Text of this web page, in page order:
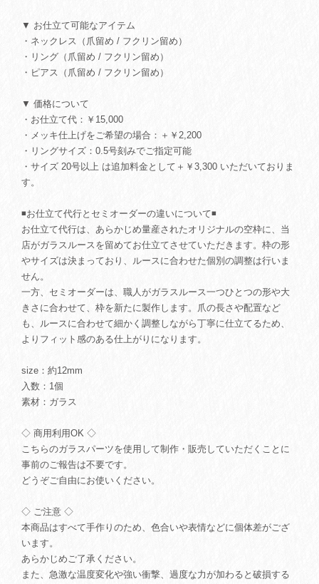
▼ お仕立て可能なアイテム
・ネックレス（爪留め / フクリン留め）
・リング（爪留め / フクリン留め）
・ピアス（爪留め / フクリン留め）
▼ 価格について
・お仕立て代：￥15,000
・メッキ仕上げをご希望の場合：＋￥2,200
・リングサイズ：0.5号刻みでご指定可能
・サイズ 20号以上 は追加料金として＋￥3,300 いただいておりま
す。
◾️お仕立て代行とセミオーダーの違いについて◾️
お仕立て代行は、あらかじめ量産されたオリジナルの空枠に、当
店がガラスルースを留めてお仕立てさせていただきます。枠の形
やサイズは決まっており、ルースに合わせた個別の調整は行いま
せん。
一方、セミオーダーは、職人がガラスルース一つひとつの形や大
きさに合わせて、枠を新たに製作します。爪の長さや配置など
も、ルースに合わせて細かく調整しながら丁寧に仕立てるため、
よりフィット感のある仕上がりになります。
size：約12mm
入数：1個
素材：ガラス
◇ 商用利用OK ◇
こちらのガラスパーツを使用して制作・販売していただくことに
事前のご報告は不要です。
どうぞご自由にお使いください。
◇ ご注意 ◇
本商品はすべて手作りのため、色合いや表情などに個体差がござ
います。
あらかじめご了承ください。
また、急激な温度変化や強い衝撃、過度な力が加わると破損する